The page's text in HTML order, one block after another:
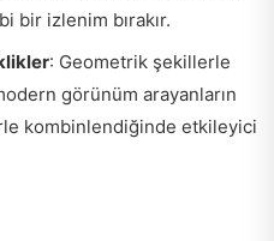
bir izlenim bırakır.
: Geometrik şekillerle
görünüm arayanların
kombinlendiğinde etkileyici